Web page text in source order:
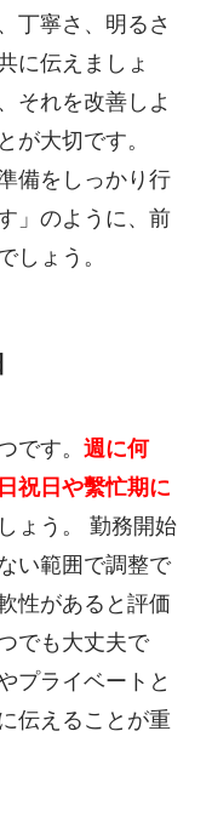
丁寧さ、明るさ
に伝えましょ
それを改善しよ
が大切です。
備をしっかり行
」のように、前
しょう。
です。 週に何
祝日や繫忙期に
ょう。 勤務開始
い範囲で調整で
性があると評価
でも大丈夫で
プライベートと
伝えることが重